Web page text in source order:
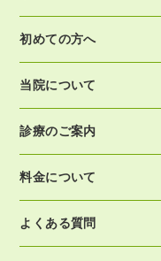
初めての方へ
当院について
診療のご案内
料金について
よくある質問